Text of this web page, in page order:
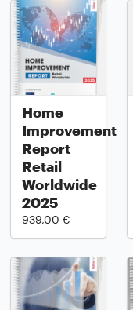
Home
Improvement
Report
Retail
Worldwide
2025
939,00 €